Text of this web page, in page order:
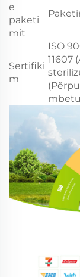
e
paketi
mit
Sertifiki
m
ISO
11607